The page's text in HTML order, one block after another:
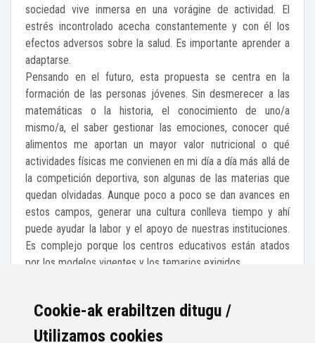
Cookie-ak erabiltzen ditugu /
Utilizamos cookies
sociedad vive inmersa en una vorágine de actividad. El
estrés incontrolado acecha constantemente y con él los
efectos adversos sobre la salud. Es importante aprender a
adaptarse.
Pensando en el futuro, esta propuesta se centra en la
formación de las personas jóvenes. Sin desmerecer a las
matemáticas o la historia, el conocimiento de uno/a
mismo/a, el saber gestionar las emociones, conocer qué
alimentos me aportan un mayor valor nutricional o qué
actividades físicas me convienen en mi día a día más allá de
la competición deportiva, son algunas de las materias que
quedan olvidadas. Aunque poco a poco se dan avances en
estos campos, generar una cultura conlleva tiempo y ahí
puede ayudar la labor y el apoyo de nuestras instituciones.
Es complejo porque los centros educativos están atados
por los modelos vigentes y los temarios exigidos.
niños y niñas y generar un contexto de actuación. Y con
esos conocimientos y actividades, se podrían buscar